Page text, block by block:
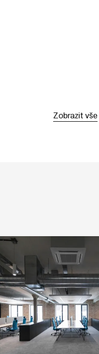
Zobrazit vše